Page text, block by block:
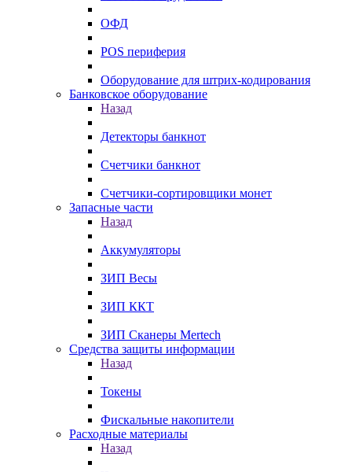
ОФД
POS периферия
Оборудование для штрих-кодирования
Банковское оборудование
Назад
Детекторы банкнот
Счетчики банкнот
Счетчики-сортировщики монет
Запасные части
Назад
Аккумуляторы
ЗИП Весы
ЗИП ККТ
ЗИП Сканеры Mertech
Средства защиты информации
Назад
Токены
Фискальные накопители
Расходные материалы
Назад